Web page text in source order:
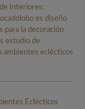
Eclécticos